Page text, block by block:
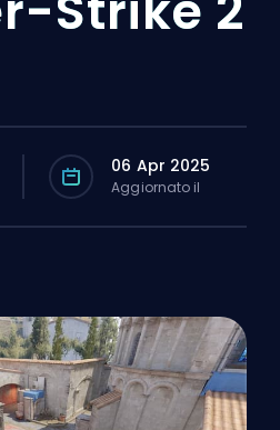
06 Apr 2025
Aggiornato il